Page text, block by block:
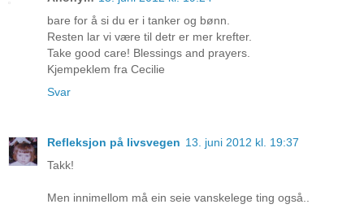
bare for å si du er i tanker og bønn.
Resten lar vi være til detr er mer krefter.
Take good care! Blessings and prayers.
Kjempeklem fra Cecilie
Svar
Refleksjon på livsvegen 13. juni 2012 kl. 19:37
Takk!
Men innimellom må ein seie vanskelege ting også..